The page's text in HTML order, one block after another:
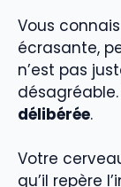
Vous
écrasante,
n’est pas
désagréable.
délibérée.
Votre
qu’il repère